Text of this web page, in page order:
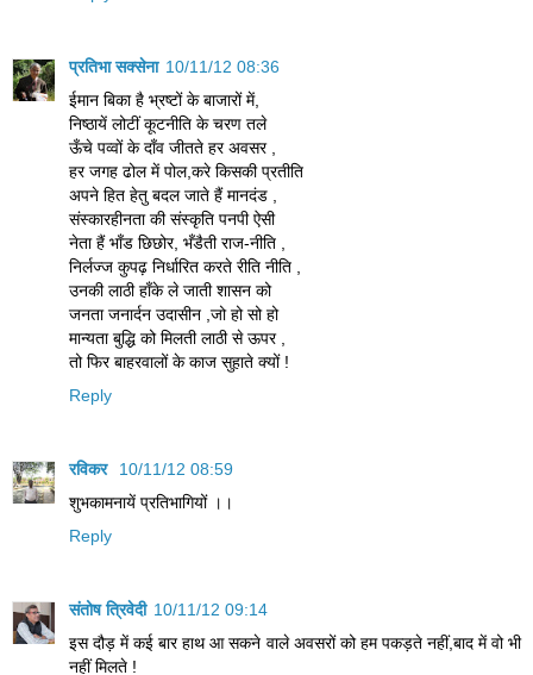
प्रतिभा सक्सेना 10/11/12 08:36
ईमान बिका है भ्रष्टों के बाजारों में,
निष्ठायें लोटीं कूटनीति के चरण तले
ऊँचे पव्वों के दाँव जीतते हर अवसर ,
हर जगह ढोल में पोल,करे किसकी प्रतीति
अपने हित हेतु बदल जाते हैं मानदंड ,
संस्कारहीनता की संस्कृति पनपी ऐसी
नेता हैं भाँड छिछोर, भँडैती राज-नीति ,
निर्लज्ज कुपढ़ निर्धारित करते रीति नीति ,
उनकी लाठी हाँके ले जाती शासन को
जनता जनार्दन उदासीन ,जो हो सो हो
मान्यता बुद्धि को मिलती लाठी से ऊपर ,
तो फिर बाहरवालों के काज सुहाते क्यों !
Reply
रविकर
10/11/12 08:59
शुभकामनायें प्रतिभागियों ।।
Reply
संतोष त्रिवेदी 10/11/12 09:14
इस दौड़ में कई बार हाथ आ सकने वाले अवसरों को हम पकड़ते नहीं,बाद में वो भी
नहीं मिलते !